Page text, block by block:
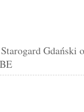
Gdański